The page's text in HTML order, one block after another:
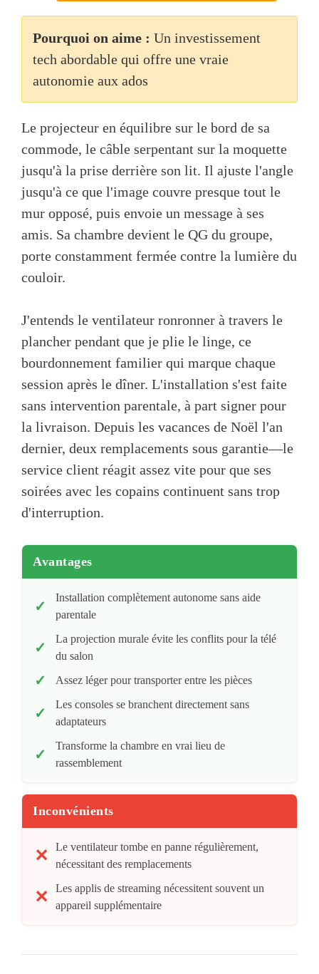
Pourquoi on aime : Un investissement
tech abordable qui offre une vraie
autonomie aux ados
Le projecteur en équilibre sur le bord de sa
commode, le câble serpentant sur la moquette
jusqu'à la prise derrière son lit. Il ajuste l'angle
jusqu'à ce que l'image couvre presque tout le
mur opposé, puis envoie un message à ses
amis. Sa chambre devient le QG du groupe,
porte constamment fermée contre la lumière du
couloir.
J'entends le ventilateur ronronner à travers le
plancher pendant que je plie le linge, ce
bourdonnement familier qui marque chaque
session après le dîner. L'installation s'est faite
sans intervention parentale, à part signer pour
la livraison. Depuis les vacances de Noël l'an
dernier, deux remplacements sous garantie—le
service client réagit assez vite pour que ses
soirées avec les copains continuent sans trop
d'interruption.
Avantages
Installation complètement autonome sans aide
parentale
La projection murale évite les conflits pour la télé
du salon
Assez léger pour transporter entre les pièces
Les consoles se branchent directement sans
adaptateurs
Transforme la chambre en vrai lieu de
rassemblement
Inconvénients
Le ventilateur tombe en panne régulièrement,
nécessitant des remplacements
Les applis de streaming nécessitent souvent un
appareil supplémentaire